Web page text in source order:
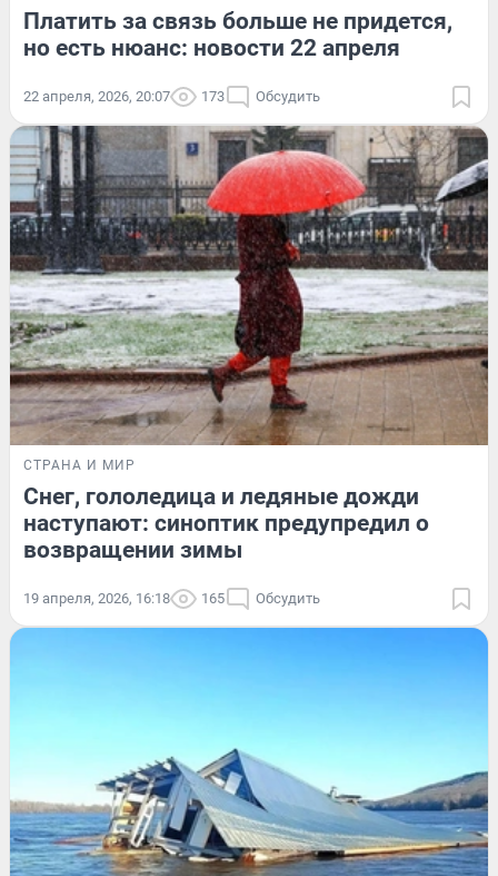
Платить за связь больше не придется,
но есть нюанс: новости 22 апреля
22 апреля, 2026, 20:07 173 Обсудить
СТРАНА И МИР
Снег, гололедица и ледяные дожди
наступают: синоптик предупредил о
возвращении зимы
19 апреля, 2026, 16:18 165 Обсудить